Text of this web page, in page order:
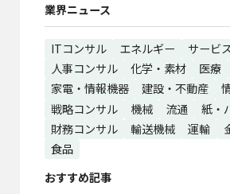
業界ニュース
ITコンサル エネルギー
サービ
人事コンサル
化学・素材 医療
家電・情報機器
建設・不動産
戦略コンサル
機械 流通 紙・
財務コンサル
輸送機械 運輸
食品
おすすめ記事